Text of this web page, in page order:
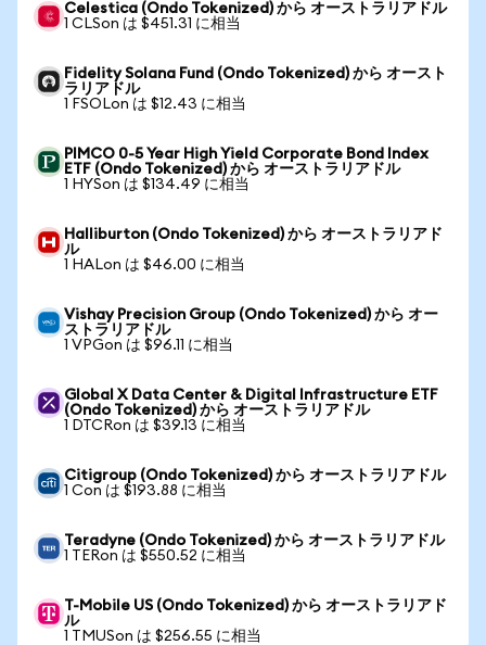
Celestica (Ondo Tokenized) から オーストラリアドル
1 CLSon は $451.31 に相当
Fidelity Solana Fund (Ondo Tokenized) から オースト
ラリアドル
1 FSOLon は $12.43 に相当
PIMCO 0-5 Year High Yield Corporate Bond Index
ETF (Ondo Tokenized) から オーストラリアドル
1 HYSon は $134.49 に相当
Halliburton (Ondo Tokenized) から オーストラリアド
ル
1 HALon は $46.00 に相当
Vishay Precision Group (Ondo Tokenized) から オー
ストラリアドル
1 VPGon は $96.11 に相当
Global X Data Center & Digital Infrastructure ETF
(Ondo Tokenized) から オーストラリアドル
1 DTCRon は $39.13 に相当
Citigroup (Ondo Tokenized) から オーストラリアドル
1 Con は $193.88 に相当
Teradyne (Ondo Tokenized) から オーストラリアドル
1 TERon は $550.52 に相当
T-Mobile US (Ondo Tokenized) から オーストラリアド
ル
1 TMUSon は $256.55 に相当